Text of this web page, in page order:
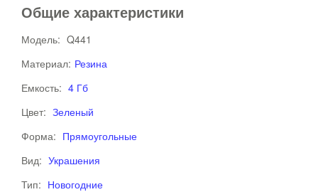
Общие характеристики
Модель: Q441
Материал: Резина
Емкость: 4 Гб
Цвет: Зеленый
Форма: Прямоугольные
Вид: Украшения
Тип: Новогодние